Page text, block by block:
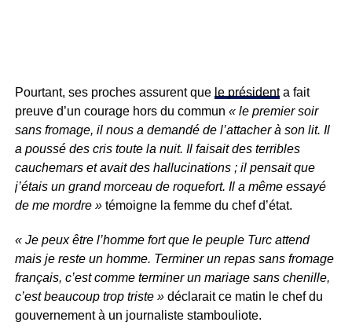
Pourtant, ses proches assurent que le présidenta fait
preuve d’un courage hors du commun « le premier soir
sans fromage, il nous a demandé de l’attacher à son lit. Il
a poussé des cris toute la nuit. Il faisait des terribles
cauchemars et avait des hallucinations ; il pensait que
j’étais un grand morceau de roquefort. Il a même essayé
de me mordre »témoigne la femme du chef d’état.
« Je peux être l’homme fort que le peuple Turc attend
mais je reste un homme. Terminer un repas sans fromage
français, c’est comme terminer un mariage sans chenille,
c’est beaucoup trop triste » déclarait ce matin le chef du
gouvernement à un journaliste stambouliote.